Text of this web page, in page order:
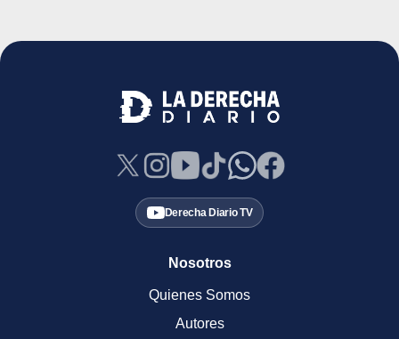
Derecha Diario TV
Nosotros
Quienes Somos
Autores